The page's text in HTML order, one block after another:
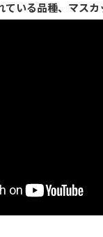
ている品種、マス